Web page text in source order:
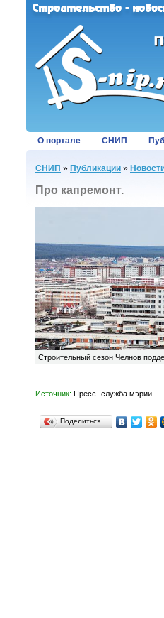
О портале СНИП
СНИП » Публикации »
Про капремонт.
Строительный сезон Челнов
Источник: Пресс- служба мэрии.
Поделиться…